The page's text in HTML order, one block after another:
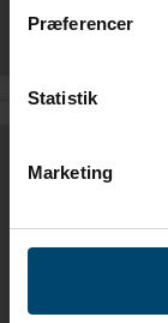
Præferencer
Statistik
Marketing